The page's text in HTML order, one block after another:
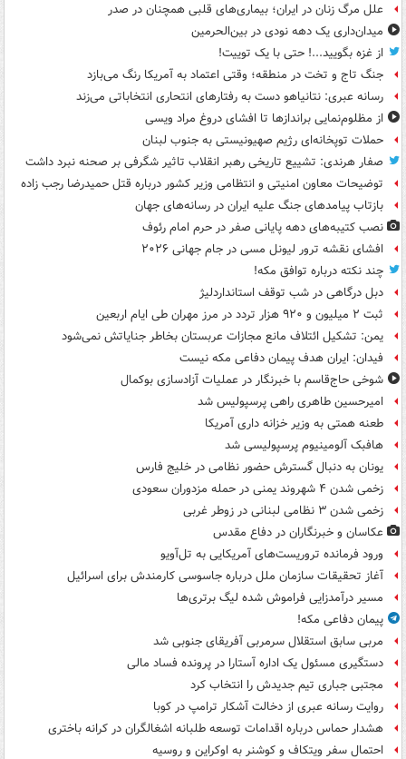
علل مرگ زنان در ایران؛ بیماری‌های قلبی همچنان در صدر
میدان‌داری یک دهه نودی در بین‌الحرمین
از غزه بگویید...! حتی با یک توییت!
جنگ تاج و تخت در منطقه؛ وقتی اعتماد به آمریکا رنگ می‌بازد
رسانه عبری: نتانیاهو دست به رفتارهای انتحاری انتخاباتی می‌زند
از مظلوم‌نمایی براندازها تا افشای دروغ مراد ویسی
حملات توپخانه‌ای رژیم صهیونیستی به جنوب لبنان
صفار هرندی: تشییع تاریخی رهبر انقلاب تاثیر شگرفی بر صحنه نبرد داشت
توضیحات معاون امنیتی و انتظامی وزیر کشور درباره قتل حمیدرضا رجب زاده
بازتاب پیامدهای جنگ علیه ایران در رسانه‌های جهان
نصب کتیبه‌های دهه پایانی صفر در حرم امام رئوف
افشای نقشه ترور لیونل مسی در جام جهانی ۲۰۲۶
چند نکته درباره توافق مکه!
دبل درگاهی در شب توقف استانداردلیژ
ثبت ۲ میلیون و ۹۲۰ هزار تردد در مرز مهران طی ایام اربعین
یمن: تشکیل ائتلاف مانع مجازات عربستان بخاطر جنایاتش نمی‌شود
فیدان: ایران هدف پیمان دفاعی مکه نیست
شوخی حاج‌قاسم با خبرنگار در عملیات آزادسازی بوکمال
امیرحسین طاهری راهی پرسپولیس شد
طعنه همتی به وزیر خزانه داری آمریکا
هافبک آلومینیوم پرسپولیسی شد
یونان به دنبال گسترش حضور نظامی در خلیج فارس
زخمی شدن ۴ شهروند یمنی در حمله مزدوران سعودی
زخمی شدن ۳ نظامی لبنانی در زوطر غربی
عکاسان و خبرنگاران در دفاع مقدس
ورود فرمانده تروریست‌های آمریکایی به تل‌آویو
آغاز تحقیقات سازمان ملل درباره جاسوسی کارمندش برای اسرائیل
مسیر درآمدزایی فراموش شده لیگ برتری‌ها
پیمان دفاعی مکه!
مربی سابق استقلال سرمربی آفریقای جنوبی شد
دستگیری مسئول یک اداره آستارا در پرونده فساد مالی
مجتبی جباری تیم جدیدش را انتخاب کرد
روایت رسانه عبری از دخالت آشکار ترامپ در کوبا
هشدار حماس درباره اقدامات توسعه طلبانه اشغالگران در کرانه باختری
احتمال سفر ویتکاف و کوشنر به اوکراین و روسیه